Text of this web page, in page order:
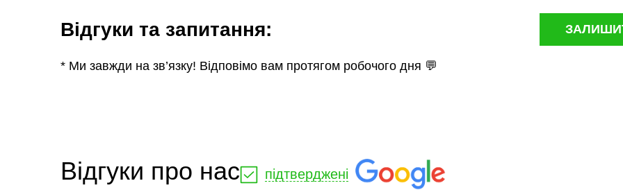
Відгуки та запитання:
* Ми завжди на зв’язку! Відповімо вам протягом робочого дня 💬
Відгуки про нас підтверджені